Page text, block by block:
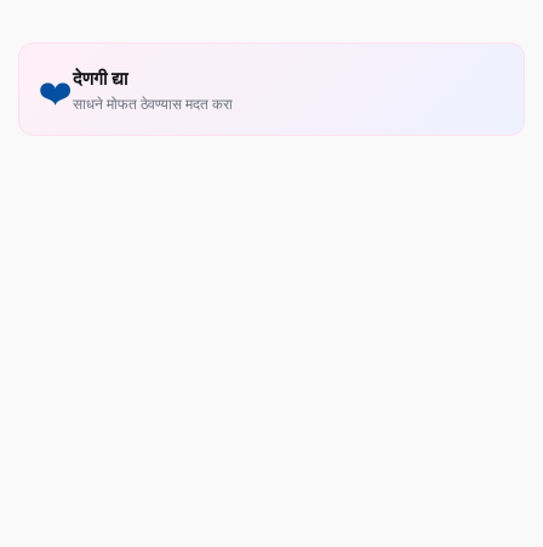
❤️देणगी द्या
साधने मोफत ठेवण्यास मदत करा